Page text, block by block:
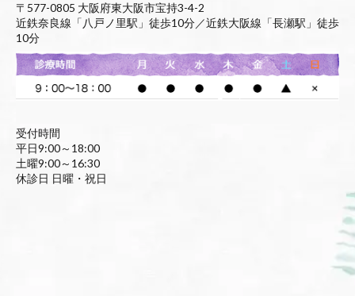
〒577-0805 大阪府東大阪市宝持3-4-2
近鉄奈良線「八戸ノ里駅」徒歩10分／近鉄大阪線「長瀬駅」徒歩
10分
受付時間
平日9:00～18:00
土曜9:00～16:30
休診日 日曜・祝日